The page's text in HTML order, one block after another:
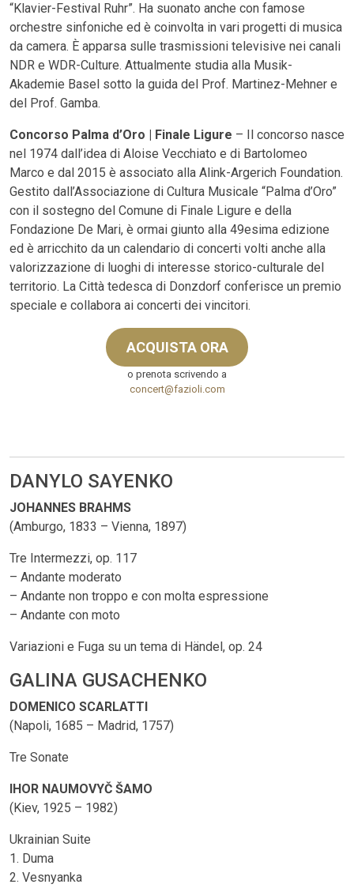
“Klavier-Festival Ruhr”. Ha suonato anche con famose
orchestre sinfoniche ed è coinvolta in vari progetti di musica
da camera. È apparsa sulle trasmissioni televisive nei canali
NDR e WDR-Culture. Attualmente studia alla Musik-
Akademie Basel sotto la guida del Prof. Martinez-Mehner e
del Prof. Gamba.
Concorso Palma d’Oro | Finale Ligure – Il concorso nasce
nel 1974 dall’idea di Aloise Vecchiato e di Bartolomeo
Marco e dal 2015 è associato alla Alink-Argerich Foundation.
Gestito dall’Associazione di Cultura Musicale “Palma d’Oro”
con il sostegno del Comune di Finale Ligure e della
Fondazione De Mari, è ormai giunto alla 49esima edizione
ed è arricchito da un calendario di concerti volti anche alla
valorizzazione di luoghi di interesse storico-culturale del
territorio. La Città tedesca di Donzdorf conferisce un premio
speciale e collabora ai concerti dei vincitori.
ACQUISTA ORA
o prenota scrivendo a
concert@fazioli.com
DANYLO SAYENKO
JOHANNES BRAHMS
(Amburgo, 1833 – Vienna, 1897)
Tre Intermezzi, op. 117
– Andante moderato
– Andante non troppo e con molta espressione
– Andante con moto
Variazioni e Fuga su un tema di Händel, op. 24
GALINA GUSACHENKO
DOMENICO SCARLATTI
(Napoli, 1685 – Madrid, 1757)
Tre Sonate
IHOR NAUMOVYČ ŠAMO
(Kiev, 1925 – 1982)
Ukrainian Suite
1. Duma
2. Vesnyanka